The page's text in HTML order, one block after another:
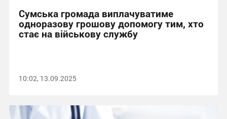
Сумська громада виплачуватиме
одноразову грошову допомогу тим, хто
стає на військову службу
10:02, 13.09.2025